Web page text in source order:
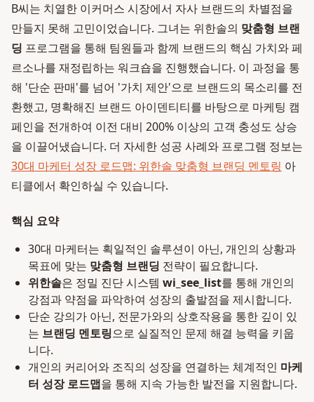
B씨는 치열한 이커머스 시장에서 자사 브랜드의 차별점을
만들지 못해 고민이었습니다. 그녀는 위한솔의 맞춤형 브랜
딩 프로그램을 통해 팀원들과 함께 브랜드의 핵심 가치와 페
르소나를 재정립하는 워크숍을 진행했습니다. 이 과정을 통
해 '단순 판매'를 넘어 '가치 제안'으로 브랜드의 목소리를 전
환했고, 명확해진 브랜드 아이덴티티를 바탕으로 마케팅 캠
페인을 전개하여 이전 대비 200% 이상의 고객 충성도 상승
을 이끌어냈습니다. 더 자세한 성공 사례와 프로그램 정보는
30대 마케터 성장 로드맵: 위한솔 맞춤형 브랜딩 멘토링 아
티클에서 확인하실 수 있습니다.
핵심 요약
30대 마케터는 획일적인 솔루션이 아닌, 개인의 상황과
목표에 맞는 맞춤형 브랜딩 전략이 필요합니다.
위한솔은 정밀 진단 시스템 wi_see_list를 통해 개인의
강점과 약점을 파악하여 성장의 출발점을 제시합니다.
단순 강의가 아닌, 전문가와의 상호작용을 통한 깊이 있
는 브랜딩 멘토링으로 실질적인 문제 해결 능력을 키웁
니다.
개인의 커리어와 조직의 성장을 연결하는 체계적인 마케
터 성장 로드맵을 통해 지속 가능한 발전을 지원합니다.